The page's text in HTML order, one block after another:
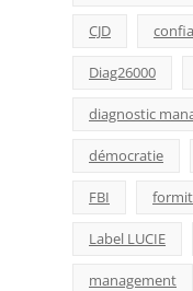
CJD
Diag26000
diagnostic
démocratie
FBI
Label LUCIE
management